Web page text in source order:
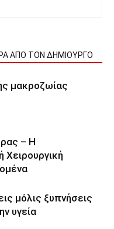
ΑΠΟ ΤΟΝ ΔΗΜΙΟΥΡΓΟ
μακροζωίας
– Η
μόλις ξυπνήσεις
υγεία